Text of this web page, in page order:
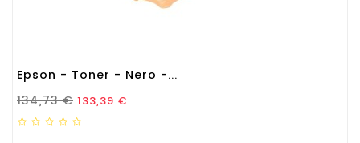
Epson - Toner - Nero -...
Prezzo Standard
134,73 € Prezzo
133,39 €